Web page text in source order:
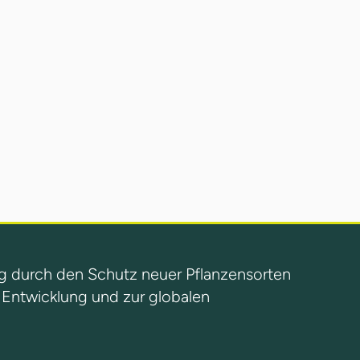
durch den Schutz neuer Pflanzensorten
und zur globalen